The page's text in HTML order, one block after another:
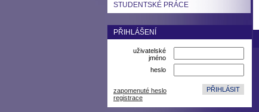
STUDENTSKÉ PRÁCE
PŘIHLÁŠENÍ
uživatelské
jméno
heslo
zapomenuté heslo
registrace